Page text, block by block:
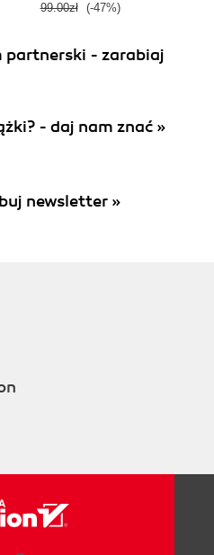
99.00zł (-47%)
partnerski - zarabiaj
- daj nam znać »
newsletter »